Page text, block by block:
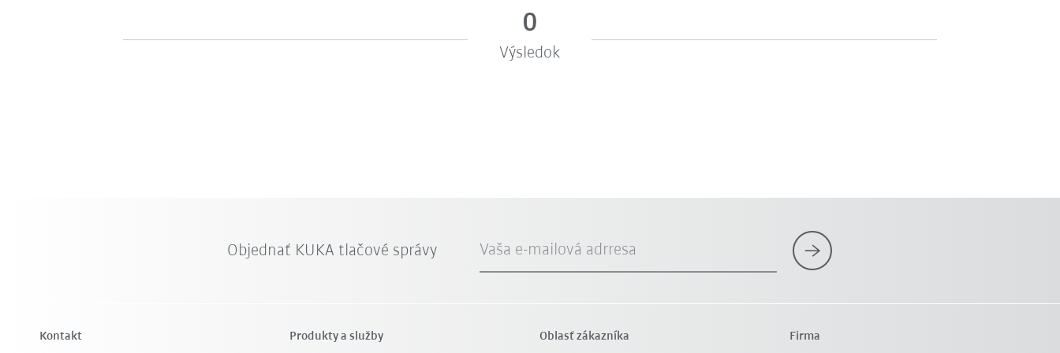
0
Výsledok
Objednať KUKA tlačové správy Vaša e-mailová adrresa
Kontakt Produkty a služby Oblasť zákazníka Firma